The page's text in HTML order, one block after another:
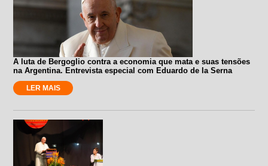
A luta de Bergoglio contra a economia que mata e suas tensões
na Argentina. Entrevista especial com Eduardo de la Serna
LER MAIS